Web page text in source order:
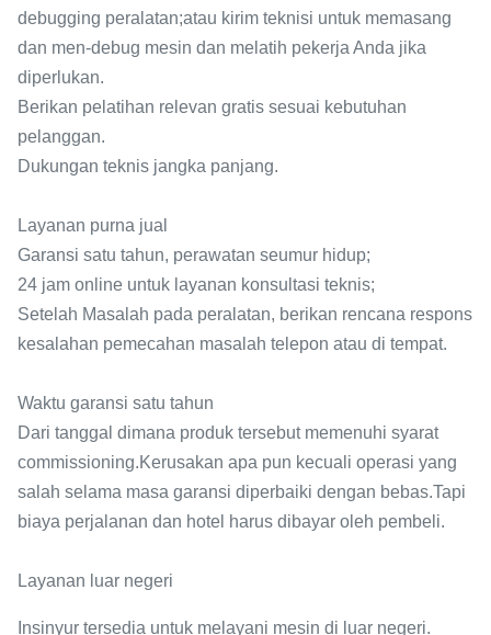
debugging peralatan;atau kirim teknisi untuk memasang
dan men-debug mesin dan melatih pekerja Anda jika
diperlukan.
Berikan pelatihan relevan gratis sesuai kebutuhan
pelanggan.
Dukungan teknis jangka panjang.
Layanan purna jual
Garansi satu tahun, perawatan seumur hidup;
24 jam online untuk layanan konsultasi teknis;
Setelah Masalah pada peralatan, berikan rencana respons
kesalahan pemecahan masalah telepon atau di tempat.
Waktu garansi satu tahun
Dari tanggal dimana produk tersebut memenuhi syarat
commissioning.Kerusakan apa pun kecuali operasi yang
salah selama masa garansi diperbaiki dengan bebas.Tapi
biaya perjalanan dan hotel harus dibayar oleh pembeli.
Layanan luar negeri
Insinyur tersedia untuk melayani mesin di luar negeri.